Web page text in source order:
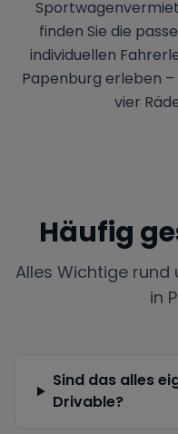
finden Sie die
individuellen
Papenburg erleben
vier
Häufig
Alles Wichtige
in
Sind das alles
Drivable?